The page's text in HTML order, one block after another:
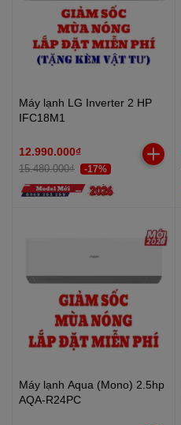
Máy lạnh LG Inverter 2 HP
IFC18M1
12.990.000₫
15.480.000₫ -17%
Máy lạnh Aqua (Mono) 2.5hp
AQA-R24PC